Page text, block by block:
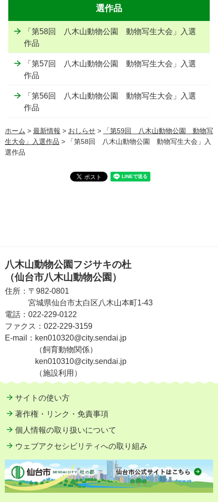
選作品
「第58回 八木山動物公園 動物写生大会」入選
作品
「第57回 八木山動物公園 動物写生大会」入選
作品
「第56回 八木山動物公園 動物写生大会」入選
作品
ホーム > 最新情報 > おしらせ >
「第59回 八木山動物公園 動物写
生大会」入選作品 > 「第58回 八木山動物公園 動物写生大会」入
選作品
八木山動物公園フジサキの杜
（仙台市八木山動物公園）
住所： 〒982-0801
宮城県仙台市太白区八木山本町1-43
電話： 022-229-0122
ファクス： 022-229-3159
E-mail： ken010320@city.sendai.jp
（飼育動物関係）
ken010310@city.sendai.jp
（施設利用）
サイトの使い方
著作権・リンク・免責事項
個人情報の取り扱いについて
ウェブアクセシビリティへの取り組み